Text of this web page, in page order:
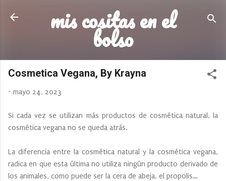
Ir al contenido principal
mis cositas en el
bolso
Cosmetica Vegana, By Krayna
- mayo 24, 2023
Si cada vez se utilizan más productos de cosmética natural, la
cosmética vegana no se queda atrás.
La diferencia entre la cosmética natural y la cosmética vegana,
radica en que esta última no utiliza ningún producto derivado de
los animales, como puede ser la cera de abeja, el propolis…